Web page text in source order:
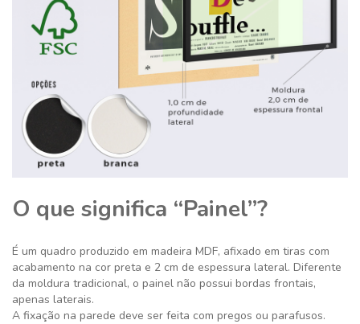
O que significa “Painel”?
É um quadro produzido em madeira MDF, afixado em tiras com
acabamento na cor preta e 2 cm de espessura lateral. Diferente
da moldura tradicional, o painel não possui bordas frontais,
apenas laterais.
A fixação na parede deve ser feita com pregos ou parafusos.